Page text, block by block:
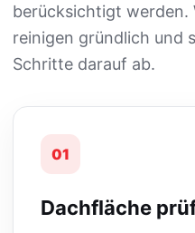
berücksichtigt werden.
reinigen gründlich und
Schritte darauf ab.
01
Dachfläche